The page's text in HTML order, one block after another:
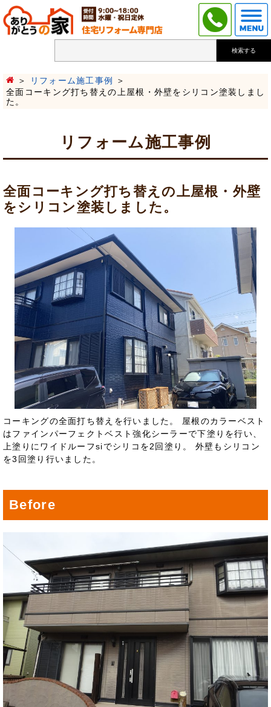
検索する
リフォーム施工事例
全面コーキング打ち替えの上屋根・外壁をシリコン塗装しまし
た。
リフォーム施工事例
全面コーキング打ち替えの上屋根・外壁
をシリコン塗装しました。
コーキングの全面打ち替えを行いました。 屋根のカラーベスト
はファインパーフェクトベスト強化シーラーで下塗りを行い、
上塗りにワイドルーフsiでシリコを2回塗り。 外壁もシリコン
を3回塗り行いました。
Before